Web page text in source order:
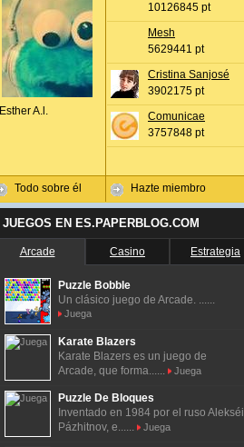
Esther A.l.
Todo sobre él
10126845 pt
Mesh
5629441 pt
Cristina Sanjosé
3902175 pt
Comunicae
3757848 pt
Hazte miembro
JUEGOS EN ES.PAPERBLOG.COM
Arcade Casino Estrategia
Puzzle Bobble
Un clásico juego de Arcade. ......
Juega
Karate Blazers
Karate Blazers es un juego de
Arcade, que forma......
Juega
Puzzle De Bloques
Inventado en 1984 por el ruso Alekséi
Pázhitnov, e......
Juega